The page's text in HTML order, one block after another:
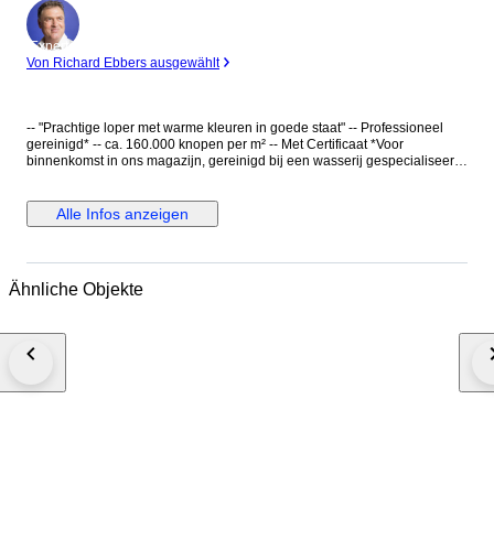
Experte
Von Richard Ebbers ausgewählt
-- "Prachtige loper met warme kleuren in goede staat" -- Professioneel
gereinigd* -- ca. 160.000 knopen per m² -- Met Certificaat *Voor
binnenkomst in ons magazijn, gereinigd bij een wasserij gespecialiseerd
materialen. De manier van knopen en diversiteit in patronen maken dit
kleed tot een unicum en benadrukken het authentieke en ambachtelijke
lange levensduur. Dit is een gebruikt, gereinigd tapijt dat zo neergelegd
en bruin-, groen- en blauwtinten Bijzonderheden: Rijke abrash (onderling
Gebruikssporen: - Bekijk de foto's voor uw eigen oordeel. Dit kleed wordt
Alle Infos anzeigen
Ähnliche Objekte